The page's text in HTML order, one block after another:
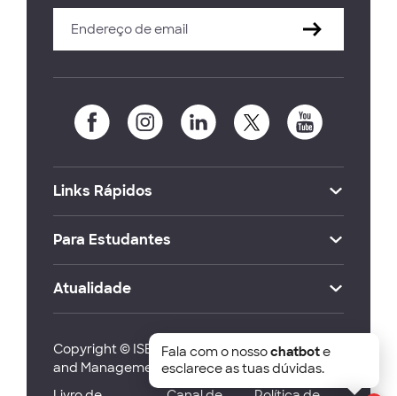
Links Rápidos
Para Estudantes
Atualidade
Copyright © ISEG Lisbon School of Economics
and Management 2026
Fala com o nossochatbote
esclarece as tuas dúvidas.